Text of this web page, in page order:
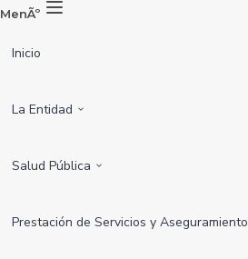
MenÃº
Inicio
La Entidad
Salud Pública
Prestación de Servicios y Aseguramiento